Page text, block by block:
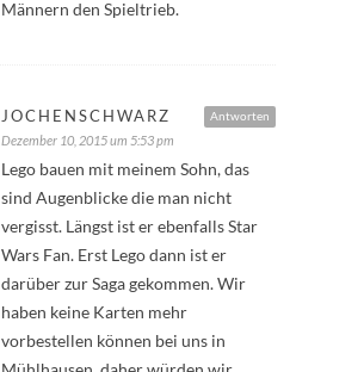
Männern den Spieltrieb.
Antworten
JOCHENSCHWARZ
Dezember 10, 2015 um 5:53 pm
Lego bauen mit meinem Sohn, das
sind Augenblicke die man nicht
vergisst. Längst ist er ebenfalls Star
Wars Fan. Erst Lego dann ist er
darüber zur Saga gekommen. Wir
haben keine Karten mehr
vorbestellen können bei uns in